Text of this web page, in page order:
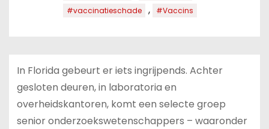
#vaccinatieschade , #Vaccins
In Florida gebeurt er iets ingrijpends. Achter
gesloten deuren, in laboratoria en
overheidskantoren, komt een selecte groep
senior onderzoekswetenschappers – waaronder